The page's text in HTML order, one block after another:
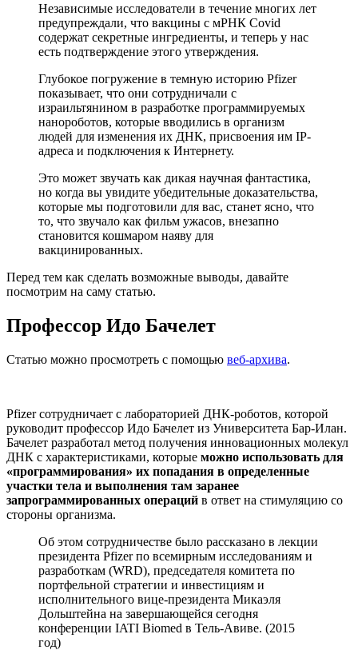
Независимые исследователи в течение многих лет
предупреждали, что вакцины с мРНК Covid
содержат секретные ингредиенты, и теперь у нас
есть подтверждение этого утверждения.
Глубокое погружение в темную историю Pfizer
показывает, что они сотрудничали с
израильтянином в разработке программируемых
нанороботов, которые вводились в организм
людей для изменения их ДНК, присвоения им IP-
адреса и подключения к Интернету.
Это может звучать как дикая научная фантастика,
но когда вы увидите убедительные доказательства,
которые мы подготовили для вас, станет ясно, что
то, что звучало как фильм ужасов, внезапно
становится кошмаром наяву для
вакцинированных.
Перед тем как сделать возможные выводы, давайте
посмотрим на саму статью.
Профессор Идо Бачелет
Статью можно просмотреть с помощью веб-архива.
Pfizer сотрудничает с лабораторией ДНК-роботов, которой
руководит профессор Идо Бачелет из Университета Бар-Илан.
Бачелет разработал метод получения инновационных молекул
ДНК с характеристиками, которые можно использовать для
«программирования» их попадания в определенные
участки тела и выполнения там заранее
запрограммированных операций в ответ на стимуляцию со
стороны организма.
Об этом сотрудничестве было рассказано в лекции
президента Pfizer по всемирным исследованиям и
разработкам (WRD), председателя комитета по
портфельной стратегии и инвестициям и
исполнительного вице-президента Микаэля
Дольштейна на завершающейся сегодня
конференции IATI Biomed в Тель-Авиве. (2015
год)